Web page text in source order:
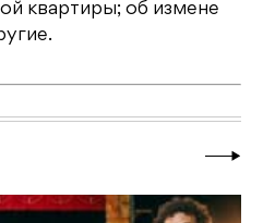
квартиры; об измене